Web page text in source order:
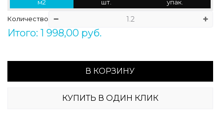
м2 шт. упак.
Количество
Итого: 1 998,00 руб.
В КОРЗИНУ
КУПИТЬ В ОДИН КЛИК